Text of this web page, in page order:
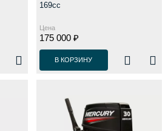
169cc
Цена
175 000 ₽
В КОРЗИНУ